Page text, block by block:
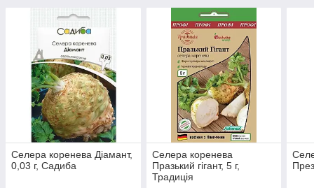
Селера коренева Діамант,
0,03 г, Садиба
Селера коренева
Празький гігант, 5 г,
Традиція